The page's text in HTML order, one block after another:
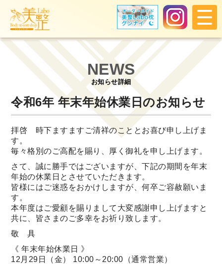
NEWS
お知らせ詳細
令和6年 年末年始休業日のお知らせ
拝啓 時下ますますご清祥のこととお喜び申し上げま
す。
毎々格別のご高配を賜り、厚く御礼を申し上げます。
さて、誠に勝手ではございますが、下記の期間を年末
年始の休業日とさせていただきます。
皆様にはご迷惑をおかけしますが、何卒ご容赦願いま
す。
本年度はご愛顧を賜りまして大変感謝申し上げますと
共に、皆さまのご多幸をお祈り致します。
敬 具
《 年末年始休業日 》
12月29日（金） 10:00～20:00（通常営業）